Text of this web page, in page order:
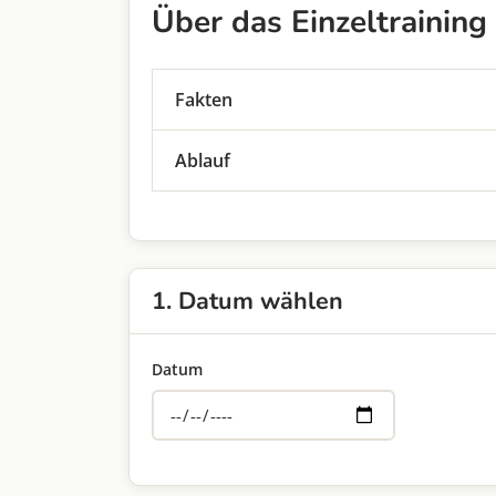
Über das Einzeltraining
Fakten
Ablauf
deinen Trainingswunsch mit. Deine
Informationen und den Zoom
Falls du Schwierigkeiten hast einen
1. Datum wählen
Datum